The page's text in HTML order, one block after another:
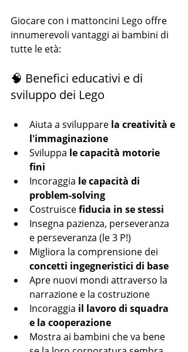
Giocare con i mattoncini Lego offre
innumerevoli vantaggi ai bambini di
tutte le età:
🧠 Benefici educativi e di
sviluppo dei Lego
Aiuta a sviluppare la creatività e
l'immaginazione
Sviluppa le capacità motorie
fini
Incoraggia le capacità di
problem-solving
Costruisce fiducia in se stessi
Insegna pazienza, perseveranza
e perseveranza (le 3 P!)
Migliora la comprensione dei
concetti ingegneristici di base
Apre nuovi mondi attraverso la
narrazione e la costruzione
Incoraggia il lavoro di squadra
e la cooperazione
Mostra ai bambini che va bene